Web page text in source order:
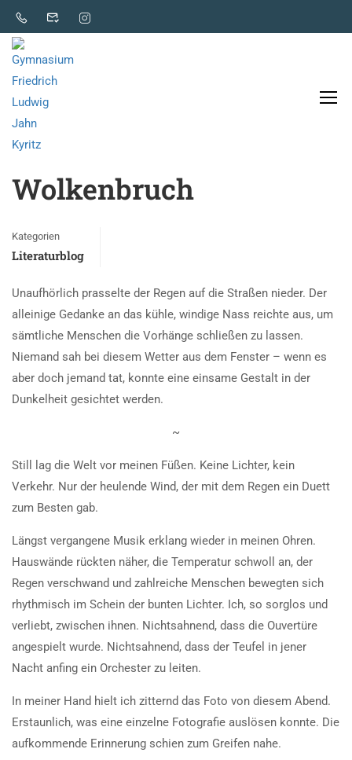
Literaturblog
Wolkenbruch
Kategorien
Literaturblog
Unaufhörlich prasselte der Regen auf die Straßen nieder. Der
alleinige Gedanke an das kühle, windige Nass reichte aus, um
sämtliche Menschen die Vorhänge schließen zu lassen.
Niemand sah bei diesem Wetter aus dem Fenster – wenn es
aber doch jemand tat, konnte eine einsame Gestalt in der
Dunkelheit gesichtet werden.
~
Still lag die Welt vor meinen Füßen. Keine Lichter, kein
Verkehr. Nur der heulende Wind, der mit dem Regen ein Duett
zum Besten gab.
Längst vergangene Musik erklang wieder in meinen Ohren.
Hauswände rückten näher, die Temperatur schwoll an, der
Regen verschwand und zahlreiche Menschen bewegten sich
rhythmisch im Schein der bunten Lichter. Ich, so sorglos und
verliebt, zwischen ihnen. Nichtsahnend, dass die Ouvertüre
angespielt wurde. Nichtsahnend, dass der Teufel in jener
Nacht anfing ein Orchester zu leiten.
In meiner Hand hielt ich zitternd das Foto von diesem Abend.
Erstaunlich, was eine einzelne Fotografie auslösen konnte. Die
aufkommende Erinnerung schien zum Greifen nahe.